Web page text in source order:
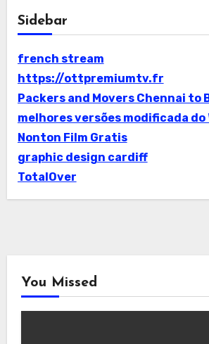
Sidebar
french stream
https://ottpremiumtv.fr
Packers and Movers Chennai to
melhores versões modificada do
Nonton Film Gratis
graphic design cardiff
TotalOver
You Missed